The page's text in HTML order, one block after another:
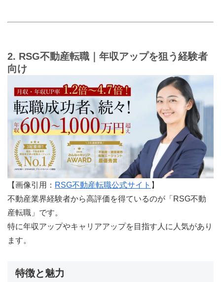
2. RSG不動産転職｜年収アップを狙う経験者
向け
【画像引用： RSG不動産転職公式サイト 】
不動産業界経験者から高評価を得ているのが「RSG不動
産転職」です。
特に年収アップやキャリアアップを目指す人に人気があり
ます。
特徴と魅力